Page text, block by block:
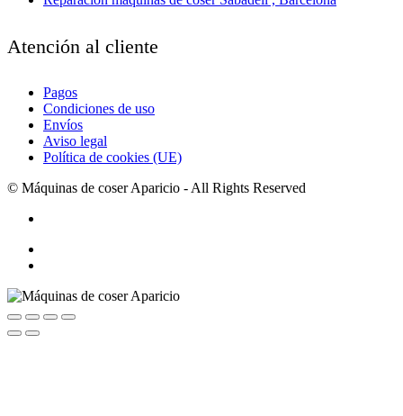
Atención al cliente
Pagos
Condiciones de uso
Envíos
Aviso legal
Política de cookies (UE)
© Máquinas de coser Aparicio - All Rights Reserved